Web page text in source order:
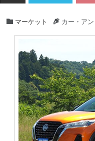
マーケット カー・ア